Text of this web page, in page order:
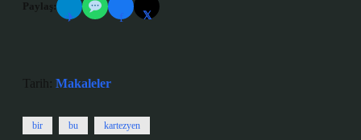
Paylaş:
✈ f 𝕏
Tarih: Makaleler
bir bu kartezyen